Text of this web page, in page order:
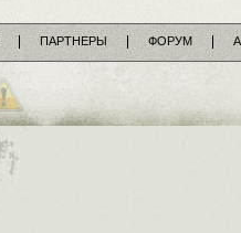
ПАРТНЕРЫ ФОРУМ